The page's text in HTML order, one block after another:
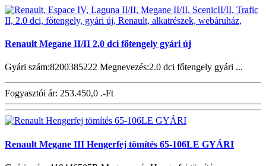
Renault Megane II/II 2.0 dci főtengely gyári új
Gyári szám:8200385222 Megnevezés:2.0 dci főtengely gyári ...
Fogyasztói ár: 253.450,0 .-Ft
Renault Megane III Hengerfej tömítés 65-106LE GYÁRI